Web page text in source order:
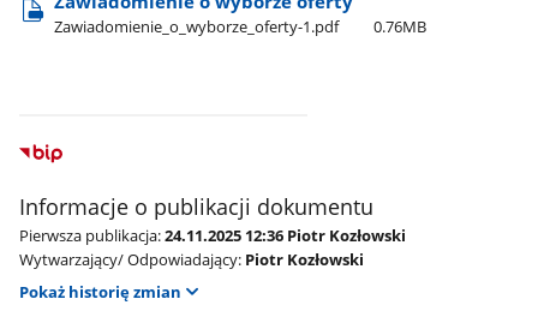
Zawiadomienie​_o​_wyborze​_oferty-1.pdf 0.76MB
Informacje o publikacji dokumentu
Pierwsza publikacja:24.11.2025 12:36 Piotr Kozłowski
Wytwarzający/ Odpowiadający: Piotr Kozłowski
Pokaż historię zmian